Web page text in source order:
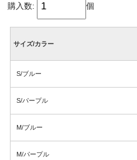
購入数: 個
サイズ/カラー
S/ブルー
S/パープル
M/ブルー
M/パープル